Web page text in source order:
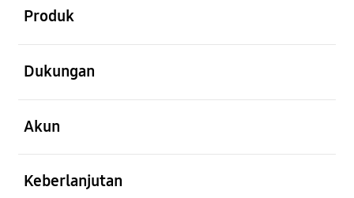
Produk
Dukungan
Akun
Keberlanjutan